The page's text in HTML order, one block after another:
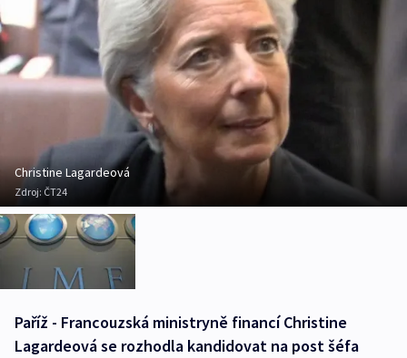
Christine Lagardeová
Zdroj: ČT24
Paříž - Francouzská ministryně financí Christine
Lagardeová se rozhodla kandidovat na post šéfa